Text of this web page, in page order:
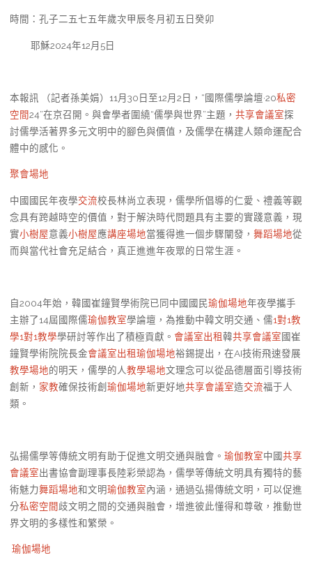
時間：孔子二五七五年歲次甲辰冬月初五日癸卯
耶穌2024年12月5日
本報訊 （記者孫美娟） 11月30日至12月2日，“國際儒學論壇·20私密
空間24”在京召開。與會學者圍繞“儒學與世界”主題， 共享會議室探
討儒學活著界多元文明中的腳色與價值，及儒學在構建人類命運配合
體中的感化。
聚會場地
中國國民年夜學交流校長林尚立表現，儒學所倡導的仁愛、禮義等觀
念具有跨越時空的價值，對于解決時代問題具有主要的實踐意義，現
實小樹屋意義小樹屋應講座場地當獲得進一個步驟闡發， 舞蹈場地從
而與當代社會充足結合，真正進進年夜眾的日常生涯。
自2004年始，韓國崔鐘賢學術院已同中國國民瑜伽場地年夜學攜手
主辦了14屆國際儒瑜伽教室學論壇，為推動中韓文明交通、儒1對1教
學1對1教學學研討等作出了積極貢獻。 會議室出租韓共享會議室國崔
鐘賢學術院院長金會議室出租瑜伽場地裕錫提出，在AI技術飛速發展
教學場地的明天，儒學的人教學場地文理念可以從品德層面引導技術
創新， 家教確保技術創 瑜伽場地新更好地共享會議室造交流福于人
類。
弘揚儒學等傳統文明有助于促進文明交通與融會。 瑜伽教室中國共享
會議室出書協會副理事長陸彩榮認為，儒學等傳統文明具有獨特的藝
術魅力舞蹈場地和文明瑜伽教室內涵，通過弘揚傳統文明，可以促進
分私密空間歧文明之間的交通與融會，增進彼此懂得和尊敬，推動世
界文明的多樣性和繁榮。
瑜伽場地